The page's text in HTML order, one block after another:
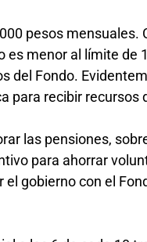
pesos mensuales.
es menor al límite de
del Fondo.
para recibir recursos
las pensiones,
para ahorrar
gobierno con el